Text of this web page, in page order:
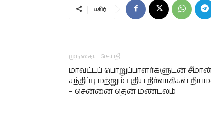
பகிர்
முந்தைய செய்தி
மாவட்டப் பொறுப்பாளர்களுடன்
சந்திப்பு மற்றும் புதிய நிர்வாகிகள்
– சென்னை தென் மண்டலம்